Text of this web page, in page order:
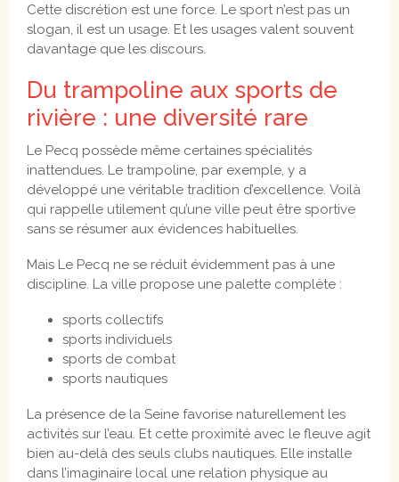
Cette discrétion est une force. Le sport n’est pas un
slogan, il est un usage. Et les usages valent souvent
davantage que les discours.
Du trampoline aux sports de
rivière : une diversité rare
Le Pecq possède même certaines spécialités
inattendues. Le trampoline, par exemple, y a
développé une véritable tradition d’excellence. Voilà
qui rappelle utilement qu’une ville peut être sportive
sans se résumer aux évidences habituelles.
Mais Le Pecq ne se réduit évidemment pas à une
discipline. La ville propose une palette complète :
sports collectifs
sports individuels
sports de combat
sports nautiques
La présence de la Seine favorise naturellement les
activités sur l’eau. Et cette proximité avec le fleuve agit
bien au-delà des seuls clubs nautiques. Elle installe
dans l’imaginaire local une relation physique au